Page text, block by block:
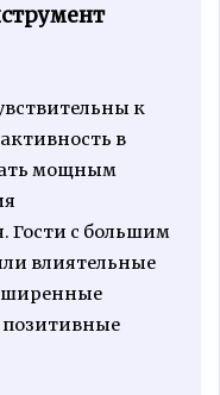
к
в
мощным
Гости с большим
влиятельные